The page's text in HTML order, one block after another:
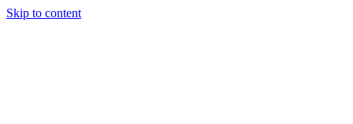
Skip to content